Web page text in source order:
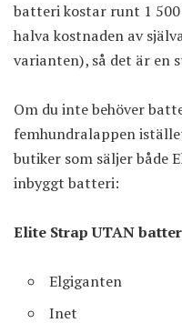
batteri kostar runt 1
halva kostnaden av
varianten), så det är en
Om du inte behöver
femhundralappen
butiker som säljer både
inbyggt batteri:
Elite Strap UTAN
Elgiganten
Inet